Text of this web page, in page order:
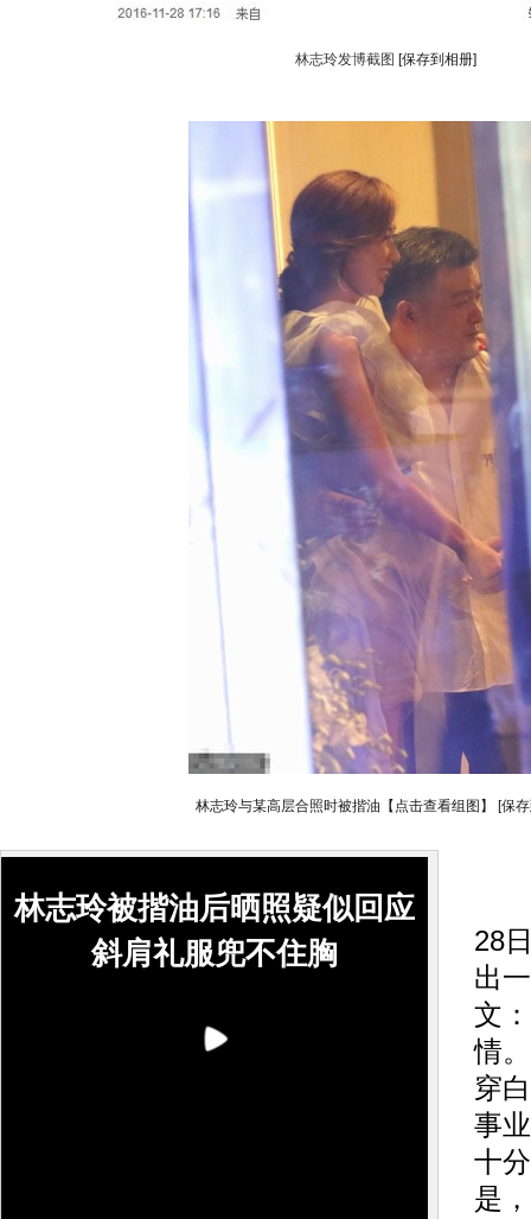
林志玲发博截图 [保存到相册]
林志玲与某高层合照时被揩油【点击查看组图】 [保
林志玲被揩油后晒照疑似回应
斜肩礼服兜不住胸
28
出
文
情
穿
事
十
是